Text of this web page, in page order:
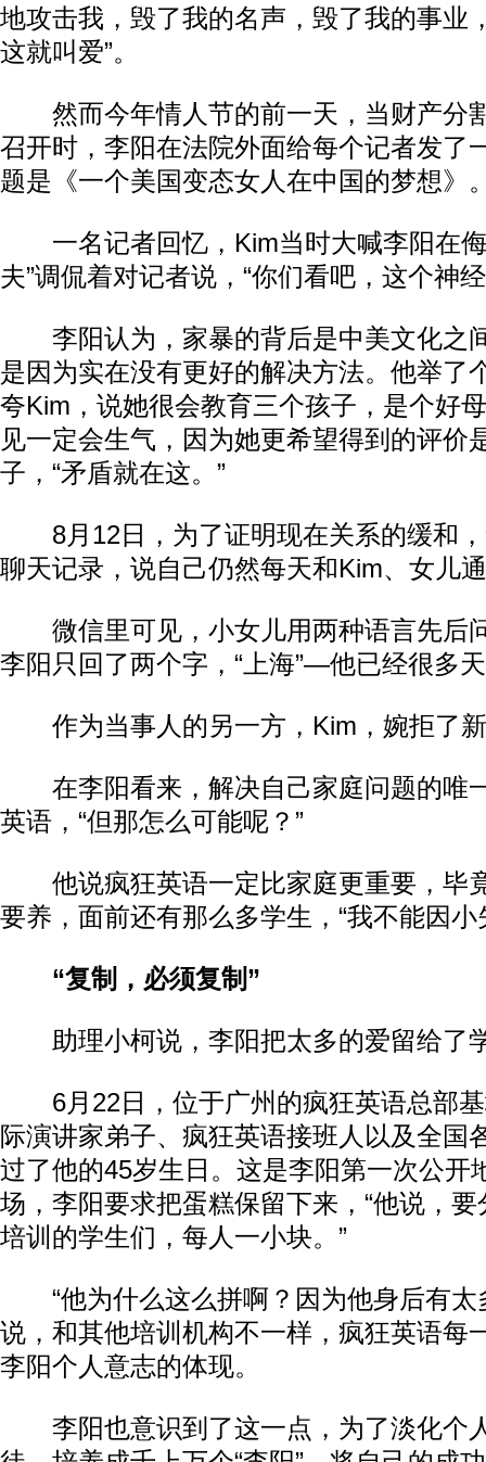
地攻击我，毁了我的名声，毁了我的事业
这就叫爱”。
然而今年情人节的前一天，当财产分
召开时，李阳在法院外面给每个记者发了
题是《一个美国变态女人在中国的梦想》
一名记者回忆，Kim当时大喊李阳在侮
夫”调侃着对记者说，“你们看吧，这个神
李阳认为，家暴的背后是中美文化之
是因为实在没有更好的解决方法。他举了
夸Kim，说她很会教育三个孩子，是个好
见一定会生气，因为她更希望得到的评价
子，“矛盾就在这。”
8月12日，为了证明现在关系的缓和，
聊天记录，说自己仍然每天和Kim、女儿
微信里可见，小女儿用两种语言先后问
李阳只回了两个字，“上海”—他已经很多
作为当事人的另一方，Kim，婉拒了新
在李阳看来，解决自己家庭问题的唯
英语，“但那怎么可能呢？”
他说疯狂英语一定比家庭更重要，毕
要养，面前还有那么多学生，“我不能因小
“复制，必须复制”
助理小柯说，李阳把太多的爱留给了
6月22日，位于广州的疯狂英语总部基
际演讲家弟子、疯狂英语接班人以及全国
过了他的45岁生日。这是李阳第一次公开
场，李阳要求把蛋糕保留下来，“他说，
培训的学生们，每人一小块。”
“他为什么这么拼啊？因为他身后有太
说，和其他培训机构不一样，疯狂英语每
李阳个人意志的体现。
李阳也意识到了这一点，为了淡化个